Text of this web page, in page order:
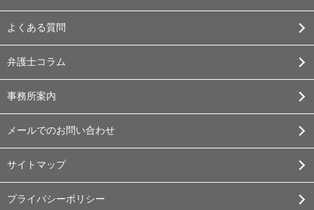
よくある質問
弁護士コラム
事務所案内
メールでのお問い合わせ
サイトマップ
プライバシーポリシー